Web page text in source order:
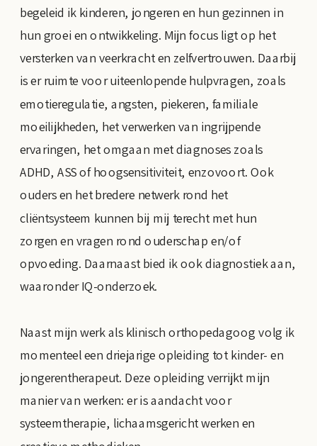
begeleid ik kinderen, jongeren en hun gezinnen in
hun groei en ontwikkeling. Mijn focus ligt op het
versterken van veerkracht en zelfvertrouwen. Daarbij
is er ruimte voor uiteenlopende hulpvragen, zoals
emotieregulatie, angsten, piekeren, familiale
moeilijkheden, het verwerken van ingrijpende
ervaringen, het omgaan met diagnoses zoals
ADHD, ASS of hoogsensitiviteit, enzovoort. Ook
ouders en het bredere netwerk rond het
cliëntsysteem kunnen bij mij terecht met hun
zorgen en vragen rond ouderschap en/of
opvoeding. Daarnaast bied ik ook diagnostiek aan,
waaronder IQ-onderzoek.
Naast mijn werk als klinisch orthopedagoog volg ik
momenteel een driejarige opleiding tot kinder- en
jongerentherapeut. Deze opleiding verrijkt mijn
manier van werken: er is aandacht voor
systeemtherapie, lichaamsgericht werken en